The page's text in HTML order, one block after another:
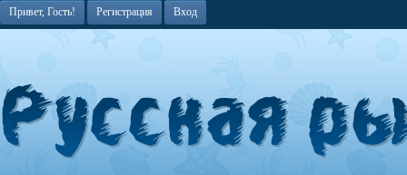
Привет, Гость! Регистрация Вход